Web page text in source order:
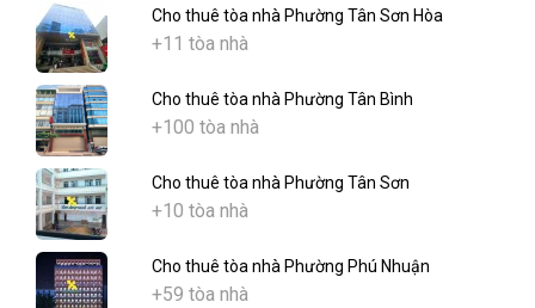
Cho thuê tòa nhà Phường Tân Sơn Hòa
+11 tòa nhà
Cho thuê tòa nhà Phường Tân Bình
+100 tòa nhà
Cho thuê tòa nhà Phường Tân Sơn
+10 tòa nhà
Cho thuê tòa nhà Phường Phú Nhuận
+59 tòa nhà